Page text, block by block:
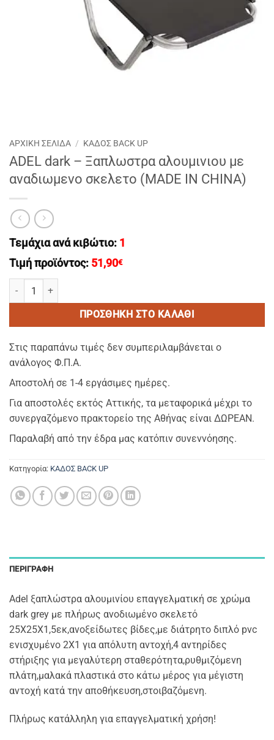
ΑΡΧΙΚΉ ΣΕΛΊΔΑ / ΚΑΔΟΣ BACK UP
ADEL dark – Ξαπλωστρα αλουμινιου με
αναδιωμενο σκελετο (MADE IN CHINA)
Τεμάχια ανά κιβώτιο: 1
Τιμή προϊόντος: 51,90€
ADEL dark - Ξαπλωστρα αλουμινιου με αναδιωμενο σκελετο
ΠΡΟΣΘΉΚΗ ΣΤΟ ΚΑΛΆΘΙ
Στις παραπάνω τιμές δεν συμπεριλαμβάνεται ο
ανάλογος Φ.Π.Α.
Αποστολή σε 1-4 εργάσιμες ημέρες.
Για αποστολές εκτός Αττικής, τα μεταφορικά μέχρι το
συνεργαζόμενο πρακτορείο της Αθήνας είναι ΔΩΡΕΑΝ.
Παραλαβή από την έδρα μας κατόπιν συνεννόησης.
Κατηγορία: ΚΑΔΟΣ BACK UP
ΠΕΡΙΓΡΑΦΉ
Adel ξαπλώστρα αλουμινίου επαγγελματική σε χρώμα
dark grey με πλήρως ανοδιωμένο σκελετό
25Χ25Χ1,5εκ,ανοξείδωτες βίδες,με διάτρητο διπλό pvc
ενισχυμένο 2Χ1 για απόλυτη αντοχή,4 αντηρίδες
στήριξης για μεγαλύτερη σταθερότητα,ρυθμιζόμενη
πλάτη,μαλακά πλαστικά στο κάτω μέρος για μέγιστη
αντοχή κατά την αποθήκευση,στοιβαζόμενη.
Πλήρως κατάλληλη για επαγγελματική χρήση!